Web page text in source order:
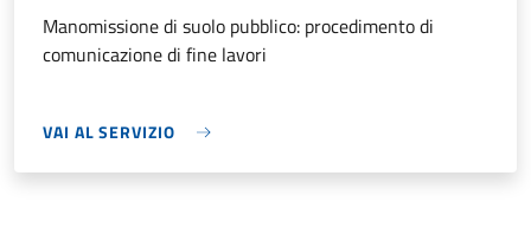
Manomissione di suolo pubblico: procedimento di
comunicazione di fine lavori
VAI AL SERVIZIO